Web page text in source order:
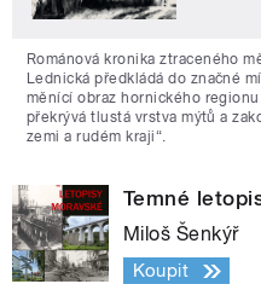
Románová kronika ztraceného
Lednická předkládá do značné
měnící obraz hornického
překrývá tlustá vrstva mýtů a
zemi a rudém kraji“.
Temné
Miloš Šenkýř
Koupit